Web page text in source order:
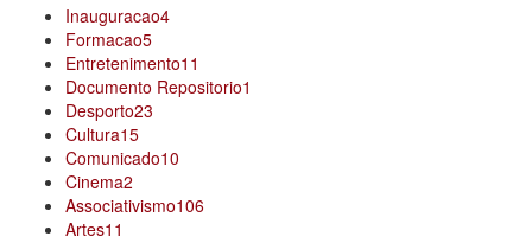
Inauguracao4
Formacao5
Entretenimento11
Documento Repositorio1
Desporto23
Cultura15
Comunicado10
Cinema2
Associativismo106
Artes11